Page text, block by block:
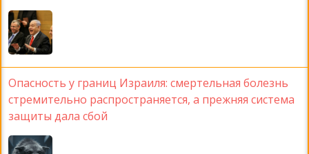
Опасность у границ Израиля: смертельная болезнь
стремительно распространяется, а прежняя система
защиты дала сбой